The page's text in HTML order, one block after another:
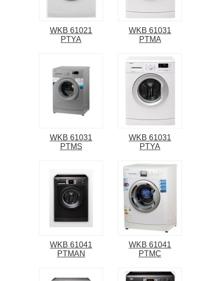
WKB 61021
PTYA
WKB 61031
PTMA
WKB 61031
PTMS
WKB 61031
PTYA
WKB 61041
PTMAN
WKB 61041
PTMC